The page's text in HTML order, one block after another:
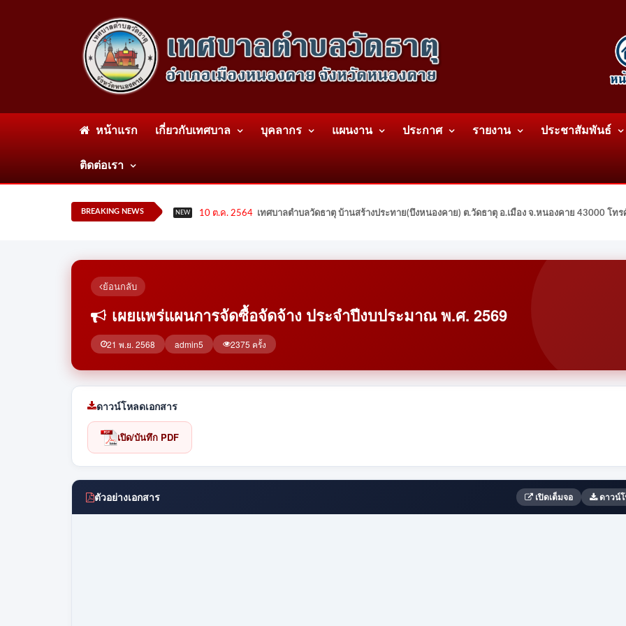
หน้าแรก เกี่ยวกับเทศบาล บุคลากร แผนงาน ประกาศ รายงาน ประชาสัมพันธ์
ติดต่อเรา
BREAKING NEWS NEW 10 ต.ค. 2564 เทศบาลตำบลวัดธาตุ บ้านสร้างประทาย(บึงหนองคาย) ต.วัดธาตุ อ.เมือง จ.หนองคาย 43000 โ
ย้อนกลับ
เผยแพร่แผนการจัดซื้อจัดจ้าง ประจำปีงบประมาณ พ.ศ. 2569
21 พ.ย. 2568 admin5 2375 ครั้ง
ดาวน์โหลดเอกสาร
เปิด/บันทึก PDF
ตัวอย่างเอกสาร เปิดเต็มจอ ดาวน์